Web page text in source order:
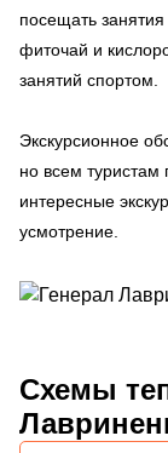
посещать
фиточай и
занятий спортом.
Экскурсионное
но всем туристам
интересные
усмотрение.
Схемы